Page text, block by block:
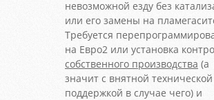
невозможной езду без
или его замены на
Требуется
на Евро2 или установка
собственного производства (а
значит с внятной технической
поддержкой в случае чего) и